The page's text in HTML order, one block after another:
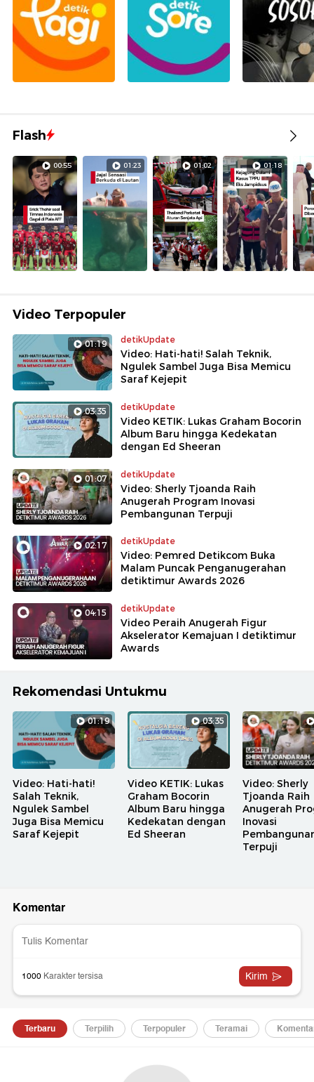
Flash
00:55 01:23 01:02 01:18
Video Terpopuler
01:19 detikUpdate
Video: Hati-hati! Salah Teknik,
Ngulek Sambel Juga Bisa Memicu
Saraf Kejepit
03:35 detikUpdate
Video KETIK: Lukas Graham Bocorin
Album Baru hingga Kedekatan
dengan Ed Sheeran
01:07 detikUpdate
Video: Sherly Tjoanda Raih
Anugerah Program Inovasi
Pembangunan Terpuji
02:17 detikUpdate
Video: Pemred Detikcom Buka
Malam Puncak Penganugerahan
detiktimur Awards 2026
04:15 detikUpdate
Video Peraih Anugerah Figur
Akselerator Kemajuan I detiktimur
Awards
Rekomendasi Untukmu
01:19
Video: Hati-hati!
Salah Teknik,
Ngulek Sambel
Juga Bisa Memicu
Saraf Kejepit
03:35
Video KETIK: Lukas
Graham Bocorin
Album Baru hingga
Kedekatan dengan
Ed Sheeran
Video: Sherly
Tjoanda Raih
Anugerah
Inovasi
Terpuji